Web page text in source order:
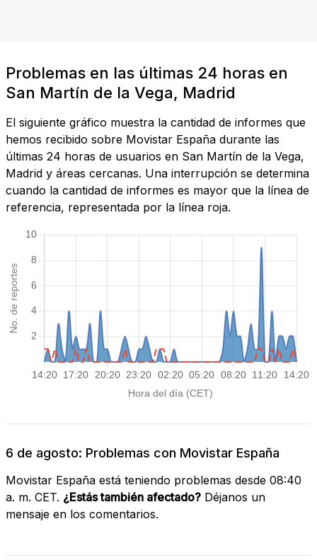
Problemas en las últimas 24 horas en
San Martín de la Vega, Madrid
El siguiente gráfico muestra la cantidad de informes que
hemos recibido sobre Movistar España durante las
últimas 24 horas de usuarios en San Martín de la Vega,
Madrid y áreas cercanas. Una interrupción se determina
cuando la cantidad de informes es mayor que la línea de
referencia, representada por la línea roja.
6 de agosto: Problemas con Movistar España
Movistar España está teniendo problemas desde 08:40
a. m. CET. ¿Estás también afectado? Déjanos un
mensaje en los comentarios.